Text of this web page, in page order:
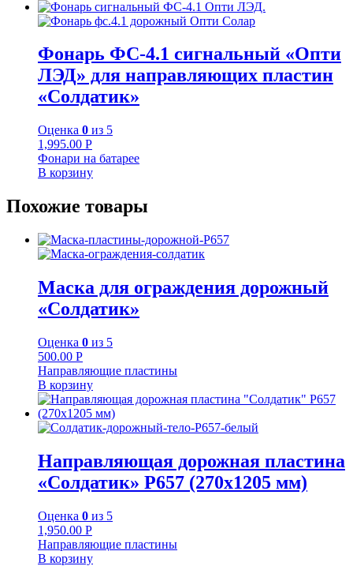
Фонарь ФС-4.1 сигнальный «Опти
ЛЭД» для направляющих пластин
«Солдатик»
Оценка 0 из 5
1,995.00 Р
Фонари на батарее
В корзину
Похожие товары
Маска для ограждения дорожный
«Солдатик»
Оценка 0 из 5
500.00 Р
Направляющие пластины
В корзину
Направляющая дорожная пластина
«Солдатик» Р657 (270х1205 мм)
Оценка 0 из 5
1,950.00 Р
Направляющие пластины
В корзину